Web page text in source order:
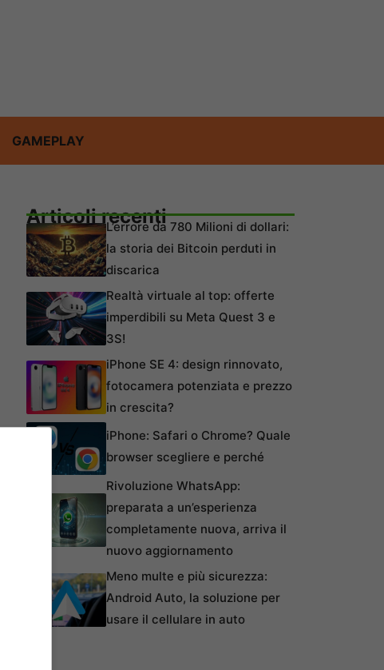
GAMEPLAY
Articoli recentiL’errore da 780 Milioni di dollari:
la storia dei Bitcoin perduti in
discarica
Realtà virtuale al top: offerte
imperdibili su Meta Quest 3 e
3S!
iPhone SE 4: design rinnovato,
fotocamera potenziata e prezzo
in crescita?
iPhone: Safari o Chrome? Quale
browser scegliere e perché
Rivoluzione WhatsApp:
preparata a un’esperienza
completamente nuova, arriva il
nuovo aggiornamento
Meno multe e più sicurezza:
Android Auto, la soluzione per
usare il cellulare in auto